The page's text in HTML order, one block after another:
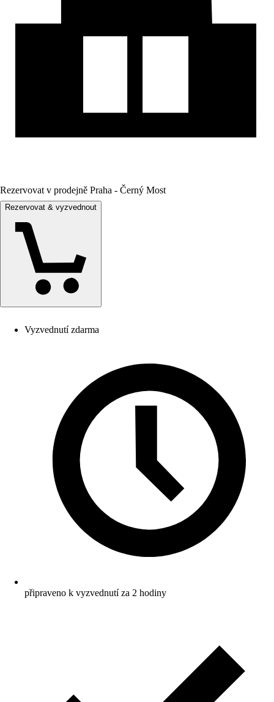
Rezervovat v prodejně Praha - Černý Most
Rezervovat & vyzvednout
Vyzvednutí zdarma
připraveno k vyzvednutí za 2 hodiny